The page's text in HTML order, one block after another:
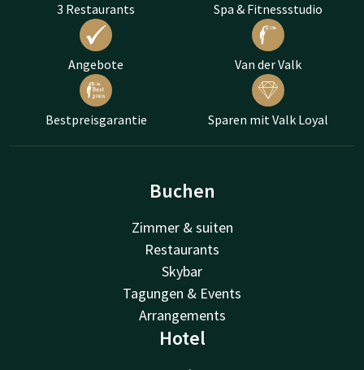
3 Restaurants Spa & Fitnessstudio
Angebote Van der Valk
Bestpreisgarantie Sparen mit Valk Loyal
Buchen
Zimmer & suiten
Restaurants
Skybar
Tagungen & Events
Arrangements
Hotel